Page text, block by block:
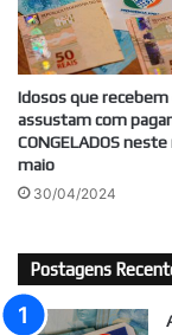
Idosos que recebem
assustam com
CONGELADOS
maio
30/04/2024
Postagens